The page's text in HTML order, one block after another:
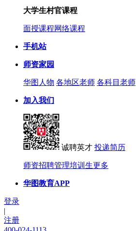
大学生村官课程
面授课程网络课程
手机站
师资家园
华图人物 各地区老师 各科目老师
加入我们
诚聘英才 投递简历
师资招聘管理培训生更多
华图教育APP
登录
|
注册